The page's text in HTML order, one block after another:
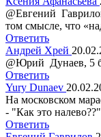
@Евгений
том смысле, что
Ответить
Андрей Хрей
@Юрий Дунаев, 5
Ответить
Yury Dunaev
На московском
- "Как это налево??"
Ответить